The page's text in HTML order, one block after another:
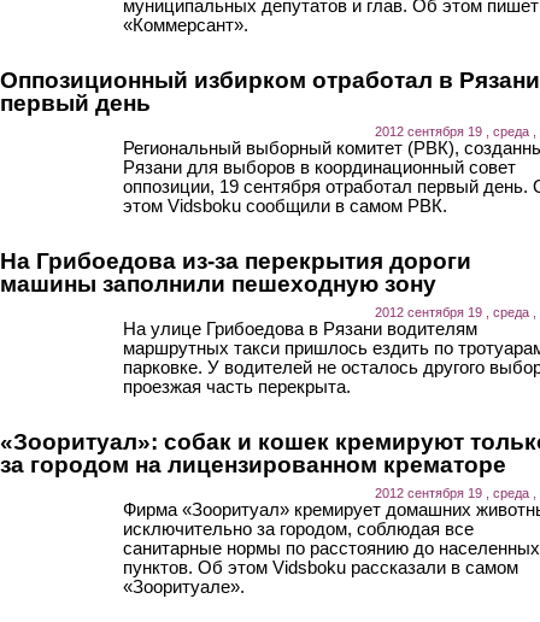
муниципальных депутатов и глав. Об этом пишет
«Коммерсант».
Оппозиционный избирком отработал в Рязани
первый день
2012 сентября 19 , среда ,
Региональный выборный комитет (РВК),
Рязани для выборов в координационный совет
оппозиции, 19 сентября отработал первый день.
этом Vidsboku сообщили в самом РВК.
На Грибоедова из-за перекрытия дороги
машины заполнили пешеходную зону
2012 сентября 19 , среда ,
На улице Грибоедова в Рязани водителям
маршрутных такси пришлось ездить по
парковке. У водителей не осталось другого
проезжая часть перекрыта.
«Зооритуал»: собак и кошек кремируют
за городом на лицензированном крематоре
2012 сентября 19 , среда ,
Фирма «Зооритуал» кремирует домашних
исключительно за городом, соблюдая все
санитарные нормы по расстоянию до населенных
пунктов. Об этом Vidsboku рассказали в самом
«Зооритуале».